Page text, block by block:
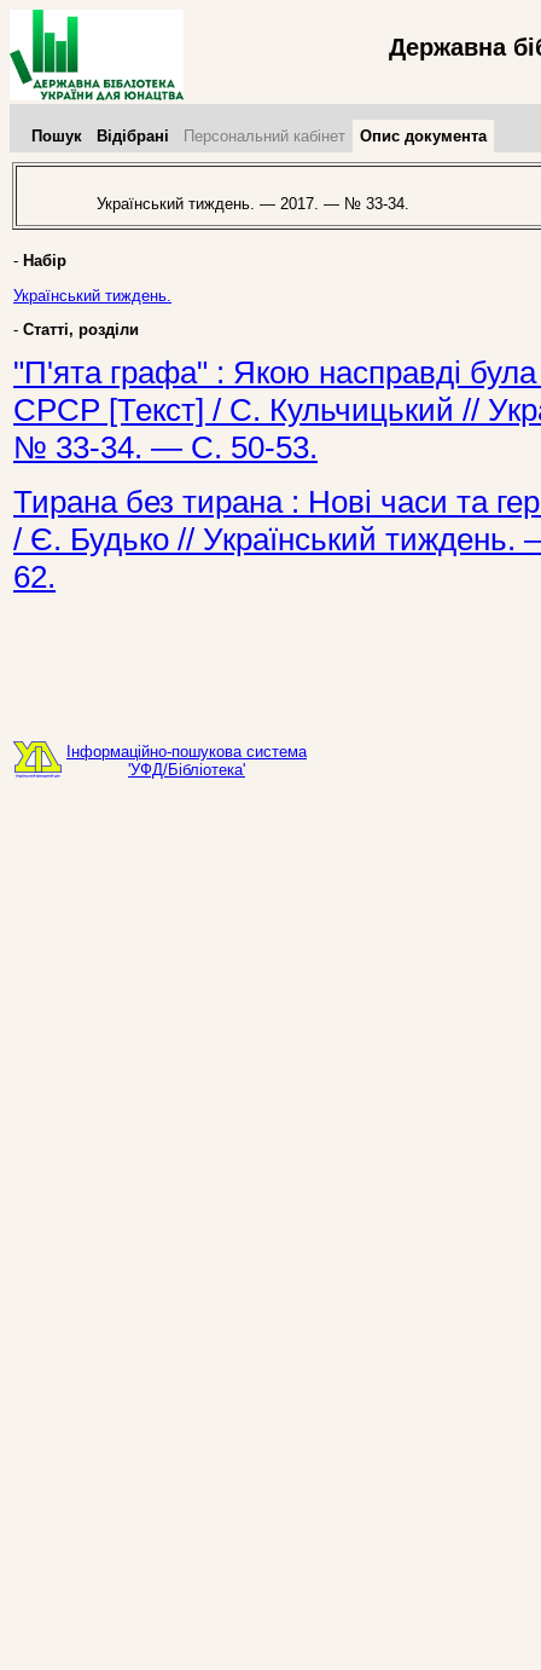
Державна
Пошук Відібрані Персональний кабінет Опис документа
Український тиждень. — 2017. — № 33-34.
- Набір
Український тиждень.
- Статті, розділи
"П'ята графа" : Якою насправді була
СРСР [Текст] / С. Кульчицький //
№ 33-34. — С. 50-53.
Тирана без тирана : Нові часи та
/ Є. Будько // Український
62.
Інформаційно-пошукова система
'УФД/Бібліотека'